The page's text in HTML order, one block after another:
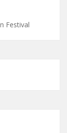
Festival